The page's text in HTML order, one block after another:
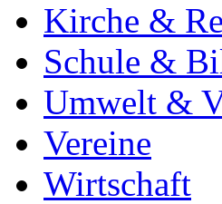
Kirche &
Schule &
Umwelt &
Vereine
Wirtschaft